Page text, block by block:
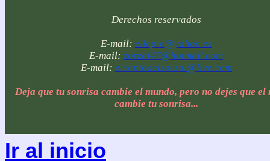
Derechos reservados
E-mail: ellepre@yahoo.es
E-mail: zorzal47@hotmail.com
E-mail: elcantodelzorzal@live.com
Deja que tu sonrisa cambie el mundo, pero no dejes que el
cambie tu sonrisa...
Ir al inicio